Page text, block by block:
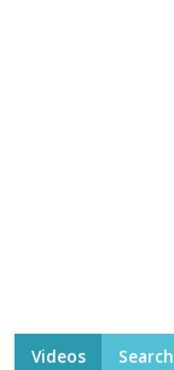
Videos Search